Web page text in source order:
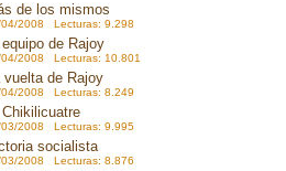
de los mismos
04/2008 Lecturas: 9.298
equipo de Rajoy
2008 Lecturas: 10.801
vuelta de Rajoy
2008 Lecturas: 8.249
Chikilicuatre
2008 Lecturas: 9.995
socialista
03/2008 Lecturas: 8.876